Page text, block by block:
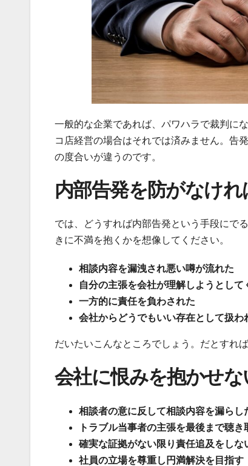
一般的な企業であれば、パワハラで裁判に
コ店経営の場合はそれでは済みません。告
の度合いが違うのです。
内部告発を防がなけ
では、どうすれば内部告発という手段にで
きに不満を抱くかを想像してください。
相談内容を漏洩され悪い噂が流れた
自分の主張を会社が理解しようとして
一方的に責任を負わされた
会社からどうでもいい存在として扱わ
だいたいこんなところでしょう。だとすれ
会社に恨みを抱かせ
相談者の意に反して相談内容を漏ら
トラブル当事者の主張を最後まで聴
確実な証拠がない限り責任追及をしな
社員の立場を尊重し円満解決を目指す